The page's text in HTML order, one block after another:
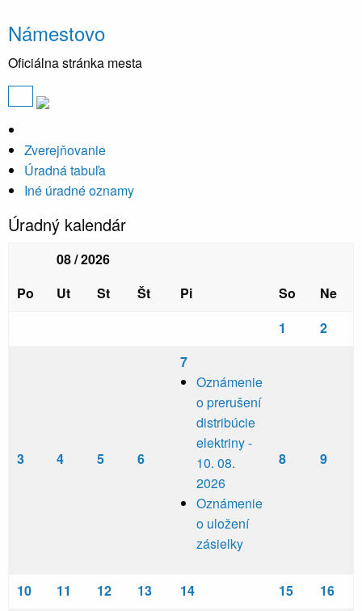
Námestovo
Oficiálna stránka mesta
Zverejňovanie
Úradná tabuľa
Iné úradné oznamy
Úradný kalendár
08 / 2026
Po
Ut St Št Pi So
Ne
1
2
3 4 5 6
7
Oznámenie
o prerušení
distribúcie
elektriny -
10. 08.
2026
Oznámenie
o uložení
zásielky
8 9
10 11 12 13 14 15
16